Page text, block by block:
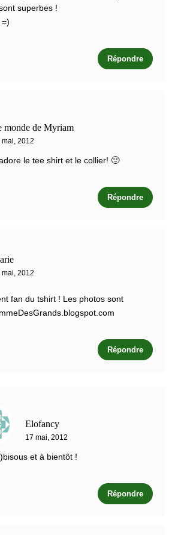
superbes !
=)
Répondre
monde de Myriam
mai, 2012
le tee shirt et le collier! 🙂
Répondre
mai, 2012
fan du tshirt ! Les photos sont
Répondre
Elofancy
17 mai, 2012
et à bientôt !
Répondre